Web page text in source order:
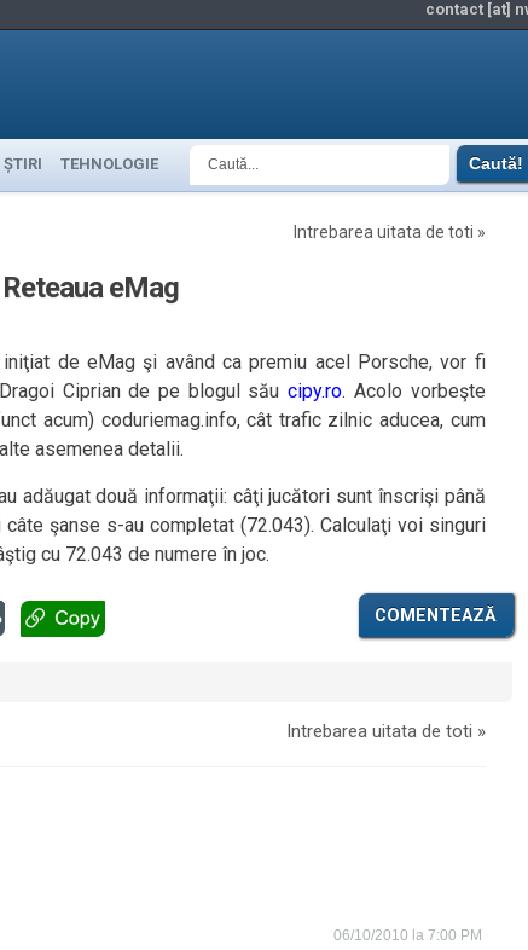
contact [at]
ȘTIRI TEHNOLOGIE
Intrebarea uitata de toti »
eMag
de eMag şi având ca premiu acel Porsche, vor fi
Ciprian de pe blogul săucipy.ro. Acolo vorbeşte
acum) coduriemag.info, cât trafic zilnic aducea, cum
asemenea detalii.
adăugat două informaţii: câţi jucători sunt înscrişi până
şanse s-au completat (72.043). Calculaţi voi singuri
cu 72.043 de numere în joc.
COMENTEAZĂ
Intrebarea uitata de toti »
06/10/2010 la 7:00 PM